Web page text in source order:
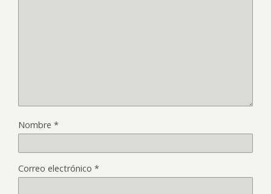
Nombre *
Correo electrónico *